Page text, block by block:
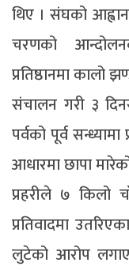
थिए । संघको
चरणको
प्रतिष्ठानमा कालो
संचालन गरी ३
पर्वको पूर्व
आधारमा छापा
प्रहरीले ७ किलो
प्रतिवादमा
लुटेको आरोप